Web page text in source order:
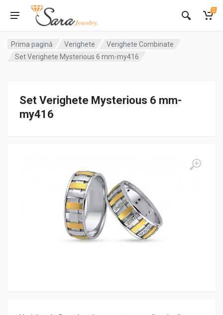
0
Prima pagină Verighete
Verighete Combinate
Set Verighete Mysterious 6 mm-my416
Set Verighete Mysterious 6 mm-
my416